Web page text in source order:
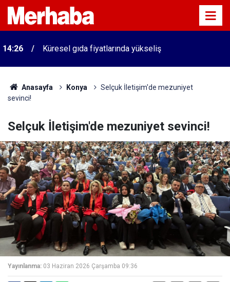
14:26 Küresel gıda fiyatlarında yükseliş
Anasayfa Konya
Selçuk İletişim'de mezuniyet
sevinci!
Selçuk İletişim'de mezuniyet sevinci!
Yayınlanma: 03 Haziran 2026 Çarşamba 09:36